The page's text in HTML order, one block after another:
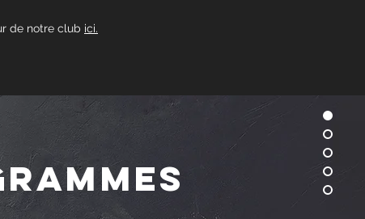
de notre club ici.